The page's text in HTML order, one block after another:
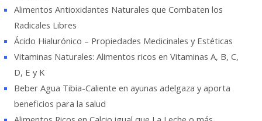
Alimentos Antioxidantes Naturales que Combaten los
Radicales Libres
Ácido Hialurónico – Propiedades Medicinales y Estéticas
Vitaminas Naturales: Alimentos ricos en Vitaminas A, B, C,
D, E y K
Beber Agua Tibia-Caliente en ayunas adelgaza y aporta
beneficios para la salud